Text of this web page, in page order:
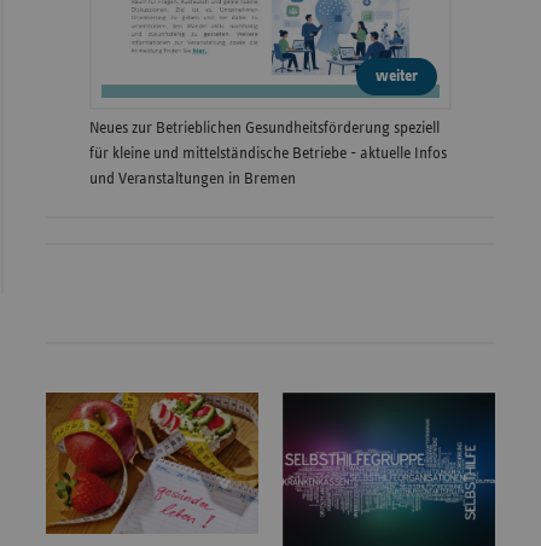
weiter
Neues zur Betrieblichen Gesundheitsförderung speziell
für kleine und mittelständische Betriebe - aktuelle Infos
und Veranstaltungen in Bremen